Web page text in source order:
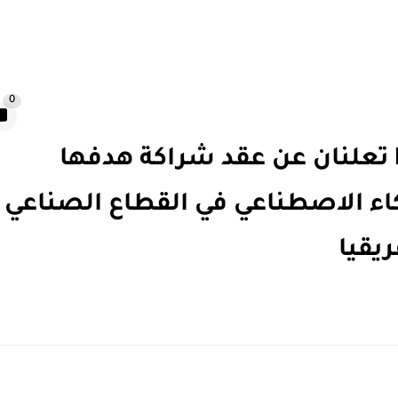
0
شركتا Armada وEdarat Group تعلنان عن عقد شراكة هدفها
الاصطناعي في القطاع الصناعي